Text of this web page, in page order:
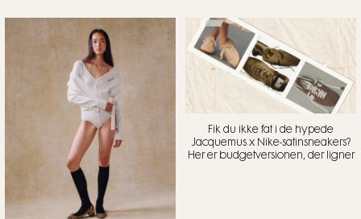
Fik du ikke fat i de hypede
Jacquemus x Nike-satinsneakers?
Her er budgetversionen, der ligner